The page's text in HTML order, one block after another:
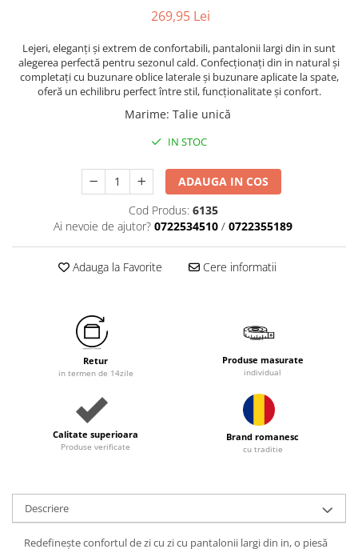
269,95 Lei
Lejeri, eleganți și extrem de confortabili, pantalonii largi din in sunt
alegerea perfectă pentru sezonul cald. Confecționați din in natural și
completați cu buzunare oblice laterale și buzunare aplicate la spate,
oferă un echilibru perfect între stil, funcționalitate și confort.
Marime: Talie unică
IN STOC
ADAUGA IN COS
Cod Produs: 6135
Ai nevoie de ajutor? 0722534510 / 0722355189
Adauga la Favorite Cere informatii
Retur
in termen de 14zile
Produse masurate
individual
Calitate superioara
Produse verificate
Brand romanesc
cu traditie
Descriere
Redefinește confortul de zi cu zi cu pantalonii largi din in, o piesă